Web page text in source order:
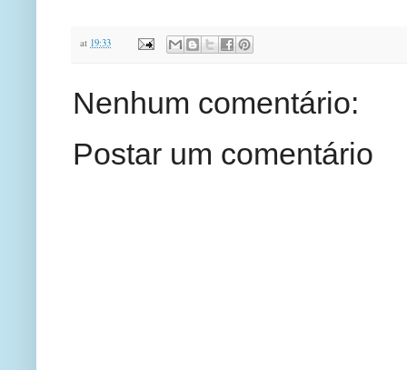
at 19:33
Nenhum comentário:
Postar um comentário